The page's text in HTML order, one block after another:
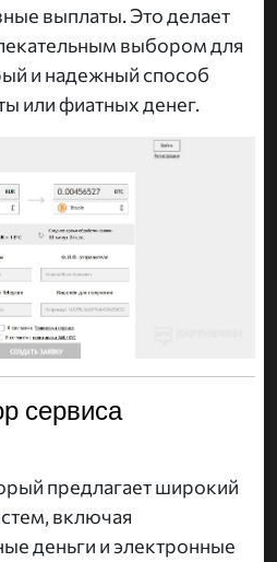
выплаты. Это делает
выбором для
и надежный способ
или фиатных денег.
сервиса
предлагает широкий
включая
деньги и электронные